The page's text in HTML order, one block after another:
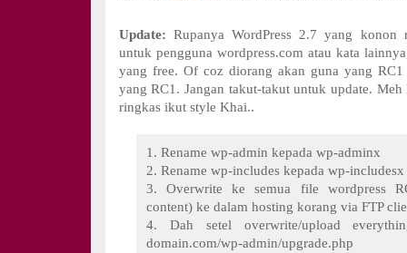
Update: Rupanya WordPress 2.7 yang konon
untuk pengguna wordpress.com atau kata
yang free. Of coz diorang akan guna yang
yang RC1. Jangan takut-takut untuk update.
ringkas ikut style Khai..
1. Rename wp-admin kepada wp-adminx
2. Rename wp-includes kepada wp-includesx
3. Overwrite ke semua file wordpress
content) ke dalam hosting korang via FTP
4. Dah setel overwrite/upload
domain.com/wp-admin/upgrade.php